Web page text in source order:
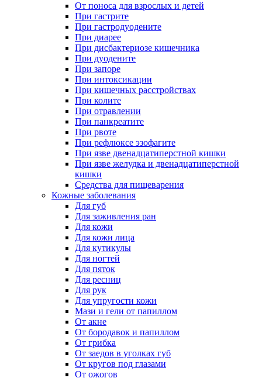
От поноса для взрослых и детей
При гастрите
При гастродуодените
При диарее
При дисбактериозе кишечника
При дуодените
При запоре
При интоксикации
При кишечных расстройствах
При колите
При отравлении
При панкреатите
При рвоте
При рефлюксе эзофагите
При язве двенадцатиперстной кишки
При язве желудка и двенадцатиперстной
кишки
Средства для пищеварения
Кожные заболевания
Для губ
Для заживления ран
Для кожи
Для кожи лица
Для кутикулы
Для ногтей
Для пяток
Для ресниц
Для рук
Для упругости кожи
Мази и гели от папиллом
От акне
От бородавок и папиллом
От грибка
От заедов в уголках губ
От кругов под глазами
От ожогов